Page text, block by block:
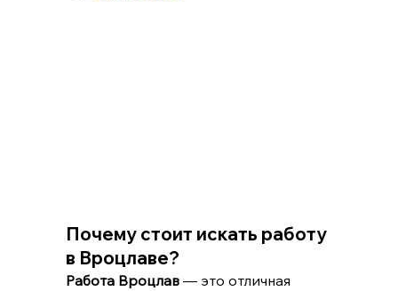
Почему стоит искать работу
в Вроцлаве?
Работа Вроцлав — это отличная